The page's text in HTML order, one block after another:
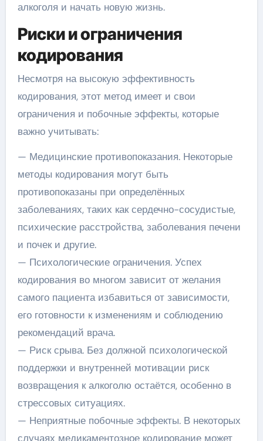
алкоголя и начать новую жизнь.
Риски и ограничения
кодирования
Несмотря на высокую эффективность
кодирования, этот метод имеет и свои
ограничения и побочные эффекты, которые
важно учитывать:
— Медицинские противопоказания. Некоторые
методы кодирования могут быть
противопоказаны при определённых
заболеваниях, таких как сердечно-сосудистые,
психические расстройства, заболевания печени
и почек и другие.
— Психологические ограничения. Успех
кодирования во многом зависит от желания
самого пациента избавиться от зависимости,
его готовности к изменениям и соблюдению
рекомендаций врача.
— Риск срыва. Без должной психологической
поддержки и внутренней мотивации риск
возвращения к алкоголю остаётся, особенно в
стрессовых ситуациях.
— Неприятные побочные эффекты. В некоторых
случаях медикаментозное кодирование может